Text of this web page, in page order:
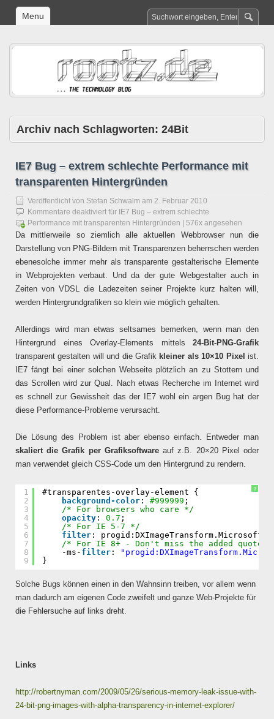
Menu
Archiv nach Schlagworten: 24Bit
IE7 Bug – extrem schlechte Performance mit
transparenten Hintergründen
Veröffentlicht von Stefan Schwalm am 2. Februar 2010
Kommentare deaktiviert für IE7 Bug – extrem schlechte
Performance mit transparenten Hintergründen | 576x angesehen
Da mittlerweile so ziemlich alle aktuellen Webbrowser nun die
Darstellung von PNG-Bildern mit Transparenzen beherrschen werden
ebenesolche immer mehr als transparente gestalterische Elemente
in Webprojekten verbaut. Und da der gute Webgestalter auch in
Zeiten von VDSL die Ladezeiten seiner Projekte kurz halten will,
werden Hintergrundgrafiken so klein wie möglich gehalten.
Allerdings wird man etwas seltsames bemerken, wenn man den
Hintergrund eines Overlay-Elements mittels 24-Bit-PNG-Grafik
transparent gestalten will und die Grafik kleiner als 10×10 Pixel ist.
IE7 fängt bei einer solchen Webseite plötzlich an zu Stottern und
das Scrollen wird zur Qual. Nach etwas Recherche im Internet wird
es schnell zur Gewissheit das der IE7 wohl ein argen Bug hat der
diese Performance-Probleme verursacht.
Die Lösung des Problem ist aber ebenso einfach. Entweder man
skaliert die Grafik per Grafiksoftwareauf z.B. 20×20 Pixel oder
man verwendet gleich CSS-Code um den Hintergrund zu rendern.
?
1
2
3
4
5
6
7
8
9
#transparentes-overlay-element {
background-color : #999999 ;
/* For browsers who care */
opacity : 0.7 ;
/* For IE 5-7 */
filter :
/* For IE 8+ - Don't miss the added quotes
-ms- filter :
}
Solche Bugs können einen in den Wahnsinn treiben, vor allem wenn
man dadurch am eigenen Code zweifelt und ganze Web-Projekte für
die Fehlersuche auf links dreht.
Links
http://robertnyman.com/2009/05/26/serious-memory-leak-issue-with-
24-bit-png-images-with-alpha-transparency-in-internet-explorer/